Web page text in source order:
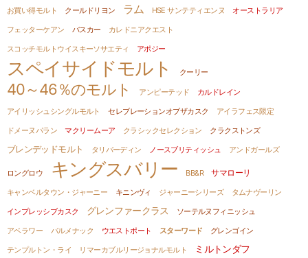
お買い得モルト クールドリヨン ラム HSE サンテティエンヌ
オーストラリア
フェッターケアン
バスカー
カレドニアクエスト
スコッチモルトウイスキーソサエティ
アポジー
スペイサイドモルト クーリー
40～46％のモルト アンピーテッド
カルドレイン
アイリッシュシングルモルト
セレブレーションオブザカスク
アイラフェス限定
ドメーヌパラン
マクリームーア クラシックセレクション クラクストンズ
ブレンデッドモルト タリバーディン ノースブリティッシュ アンドガールズ
ロングロウ キングスバリー BB&R サマローリ
キャンベルタウン・ジャーニー キニンヴィ ジャーニーシリーズ
タムナヴーリン
インプレッシブカスク
グレンファークラス
ソーテルヌフィニッシュ
アベラワー
バルメナック ウエストポート スターワード
グレンゴイン
テンプルトン・ライ
リマーカブルリージョナルモルト ミルトンダフ